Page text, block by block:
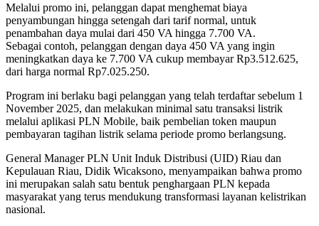
Melalui promo ini, pelanggan dapat menghemat biaya
penyambungan hingga setengah dari tarif normal, untuk
penambahan daya mulai dari 450 VA hingga 7.700 VA.
Sebagai contoh, pelanggan dengan daya 450 VA yang ingin
meningkatkan daya ke 7.700 VA cukup membayar Rp3.512.625,
dari harga normal Rp7.025.250.
Program ini berlaku bagi pelanggan yang telah terdaftar sebelum 1
November 2025, dan melakukan minimal satu transaksi listrik
melalui aplikasi PLN Mobile, baik pembelian token maupun
pembayaran tagihan listrik selama periode promo berlangsung.
General Manager PLN Unit Induk Distribusi (UID) Riau dan
Kepulauan Riau, Didik Wicaksono, menyampaikan bahwa promo
ini merupakan salah satu bentuk penghargaan PLN kepada
masyarakat yang terus mendukung transformasi layanan kelistrikan
nasional.